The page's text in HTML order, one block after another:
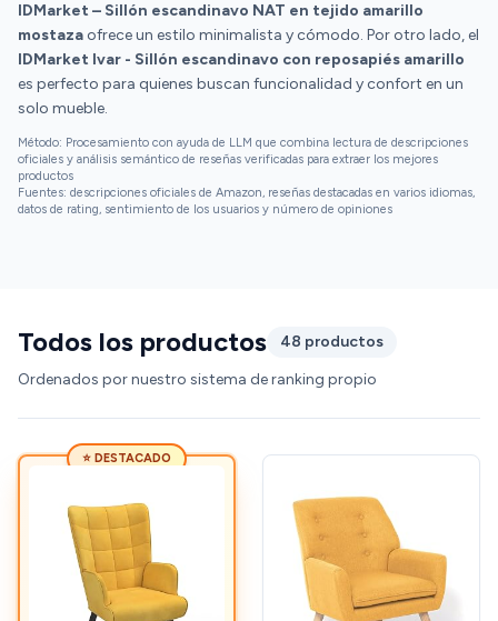
IDMarket – Sillón escandinavo NAT en tejido amarillo
mostaza ofrece un estilo minimalista y cómodo. Por otro lado, el
IDMarket Ivar - Sillón escandinavo con reposapiés amarillo
es perfecto para quienes buscan funcionalidad y confort en un
solo mueble.
Método: Procesamiento con ayuda de LLM que combina lectura de descripciones
oficiales y análisis semántico de reseñas verificadas para extraer los mejores
productos
Fuentes: descripciones oficiales de Amazon, reseñas destacadas en varios idiomas,
datos de rating, sentimiento de los usuarios y número de opiniones
Todos los productos
48 productos
Ordenados por nuestro sistema de ranking propio
⭐ DESTACADO